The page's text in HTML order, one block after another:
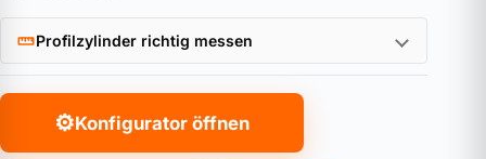
Profilzylinder richtig messen
⚙Konfigurator öffnen